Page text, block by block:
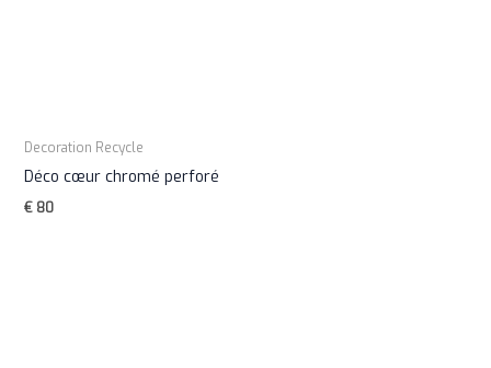
Decoration Recycle
Déco cœur chromé perforé
€80